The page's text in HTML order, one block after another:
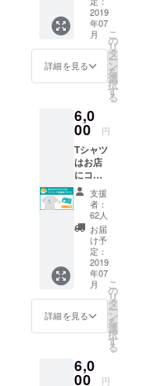
９年末
までと
させて
いただ
す。 送
付ご希
考欄に
お書き
くださ
い。
す。）
コー
ヒー無
料チ
ケット
９年末
までと
いただ
きま
す。
キーホ
ルダー
の受け
取りも
オープ
ン後、
２０１
９年末
までと
いただ
きま
望の場
合、備
た方限
定のも
のとな
りま
す。 ク
ング限
定 「1st
edition
」のプ
リント
が入り
ます。
（※デザ
インは
検討中
のもの
す。）
コー
ヒー無
料チ
ケット
０１９
年末ま
お渡し
しま
す。 国
内外か
ら高い
評価を
得てい
TOKON
AME
STORE
さんに
ご協力
いただ
き、オ
リジナ
ルのロ
ゴ入り
オリジ
ナル
コーヒ
カップ
を制作
します
（ミン
今後も
グッズ
2019
年07
月
詳細を見る
こ
の
リ
タ
ー
ン
を
選
択
す
る
6,0
00 円
Tシャツ
はお店
にコー
ヒーを
飲みに
来られ
た時に
お渡し
しま
す。 今
後も
グッズ
としてT
シャツ
の展開
はして
すが、
今回
支援
者：
62人
お届
け予
定：
2019
年07
月
詳細を見る
こ
の
リ
タ
ー
ン
を
選
択
す
る
6,0
00 円